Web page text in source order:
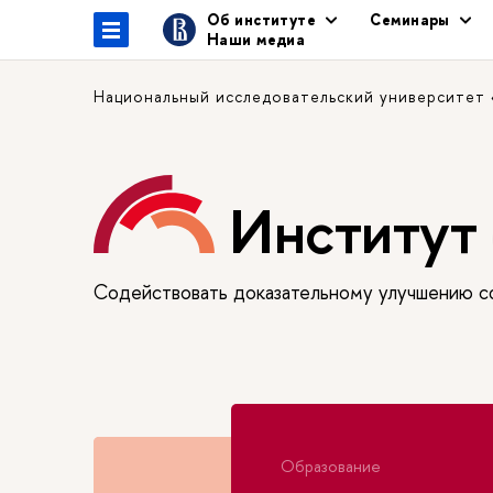
Об институте Семинары
Наши медиа
Национальный исследовательский
Содействовать доказательному улучшению
Образование